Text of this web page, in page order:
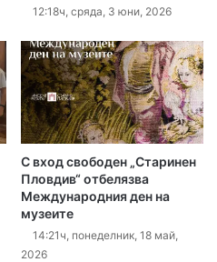
12:18ч, сряда, 3 юни, 2026
С вход свободен „Старинен
Пловдив“ отбелязва
Международния ден на
музеите
14:21ч, понеделник, 18 май,
2026